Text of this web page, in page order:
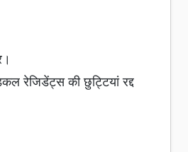
रेजिडेंट्स की छुट्टियां रद्द